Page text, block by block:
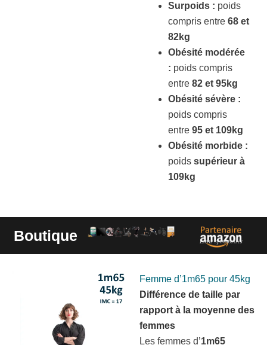
Surpoids : poids
compris entre 68 et
82kg
Obésité modérée
: poids compris
entre 82 et 95kg
Obésité sévère :
poids compris
entre 95 et 109kg
Obésité morbide :
poids supérieur à
109kg
Boutique Liens sponsorisés
Femme d’1m65 pour 45kg
Différence de taille par
rapport à la moyenne des
femmes
Les femmes d’1m65